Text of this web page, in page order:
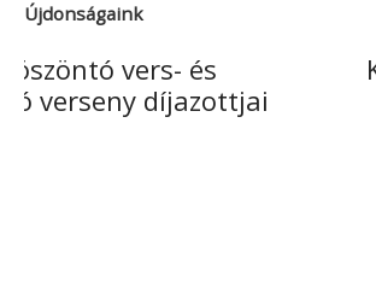
Újdonságaink
Könyvtári piknik és majális